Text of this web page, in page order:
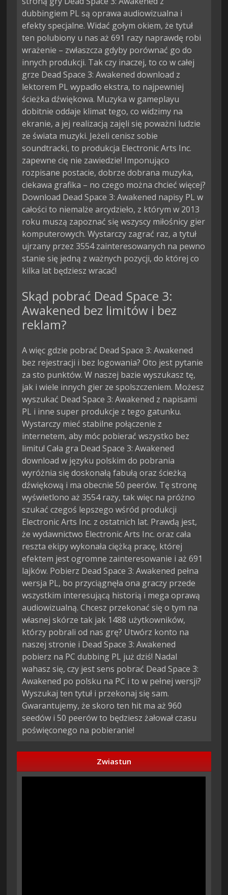
dubbingiem PL są oprawa audiowizualna i
efekty specjalne. Widać gołym okiem, że tytuł
ten polubiony u nas aż 691 razy naprawdę robi
wrażenie – zwłaszcza gdyby porównać go do
innych produkcji. Tak czy inaczej, to co w całej
grze Dead Space 3: Awakened download z
lektorem PL wypadło ekstra, to najpewniej
ścieżka dźwiękowa. Muzyka w gameplayu
dobitnie oddaje klimat tego, co widzimy na
ekranie, a jej realizacją zajęli się poważni ludzie
ze świata muzyki. Jeżeli cenisz sobie
soundtracki, to produkcja Electronic Arts Inc.
zapewne cię nie zawiedzie! Imponująco
rozpisane postacie, dobrze dobrana muzyka,
ciekawa grafika – no czego można chcieć więcej?
Download Dead Space 3: Awakened napisy PL w
całości to niemalże arcydzieło, z którym w 2013
roku muszą zapoznać się wszyscy miłośnicy gier
komputerowych. Wystarczy zagrać raz, a tytuł
ujrzany przez 3554 zainteresowanych na pewno
stanie się jedną z ważnych pozycji, do której co
kilka lat będziesz wracać!
Skąd pobrać Dead Space 3:
Awakened bez limitów i bez
reklam?
A więc gdzie pobrać Dead Space 3: Awakened
bez rejestracji i bez logowania? Oto jest pytanie
za sto punktów. W naszej bazie wyszukasz tę,
jak i wiele innych gier ze spolszczeniem. Możesz
wyszukać Dead Space 3: Awakened z napisami
PL i inne super produkcje z tego gatunku.
Wystarczy mieć stabilne połączenie z
internetem, aby móc pobierać wszystko bez
limitu! Cała gra Dead Space 3: Awakened
download w języku polskim do pobrania
wyróżnia się doskonałą fabułą oraz ścieżką
dźwiękową i ma obecnie 50 peerów. Tę stronę
wyświetlono aż 3554 razy, tak więc na próżno
szukać czegoś lepszego wśród produkcji
Electronic Arts Inc. z ostatnich lat. Prawdą jest,
że wydawnictwo Electronic Arts Inc. oraz cała
reszta ekipy wykonała ciężką pracę, której
efektem jest ogromne zainteresowanie i aż 691
lajków. Pobierz Dead Space 3: Awakened pełna
wersja PL, bo przyciągnęła ona graczy przede
wszystkim interesującą historią i mega oprawą
audiowizualną. Chcesz przekonać się o tym na
własnej skórze tak jak 1488 użytkowników,
którzy pobrali od nas grę? Utwórz konto na
naszej stronie i Dead Space 3: Awakened
pobierz na PC dubbing PL już dziś! Nadal
wahasz się, czy jest sens pobrać Dead Space 3:
Awakened po polsku na PC i to w pełnej wersji?
Wyszukaj ten tytuł i przekonaj się sam.
Gwarantujemy, że skoro ten hit ma aż 960
seedów i 50 peerów to będziesz żałował czasu
poświęconego na pobieranie!
Zwiastun